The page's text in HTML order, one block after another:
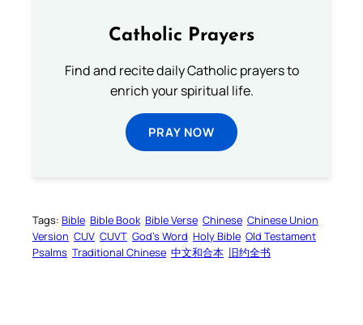
Catholic Prayers
Find and recite daily Catholic prayers to
enrich your spiritual life.
PRAY NOW
Tags: Bible Bible Book Bible Verse Chinese Chinese Union
Version CUV CUVT God’s Word Holy Bible Old Testament
Psalms Traditional Chinese 中文和合本 旧约全书